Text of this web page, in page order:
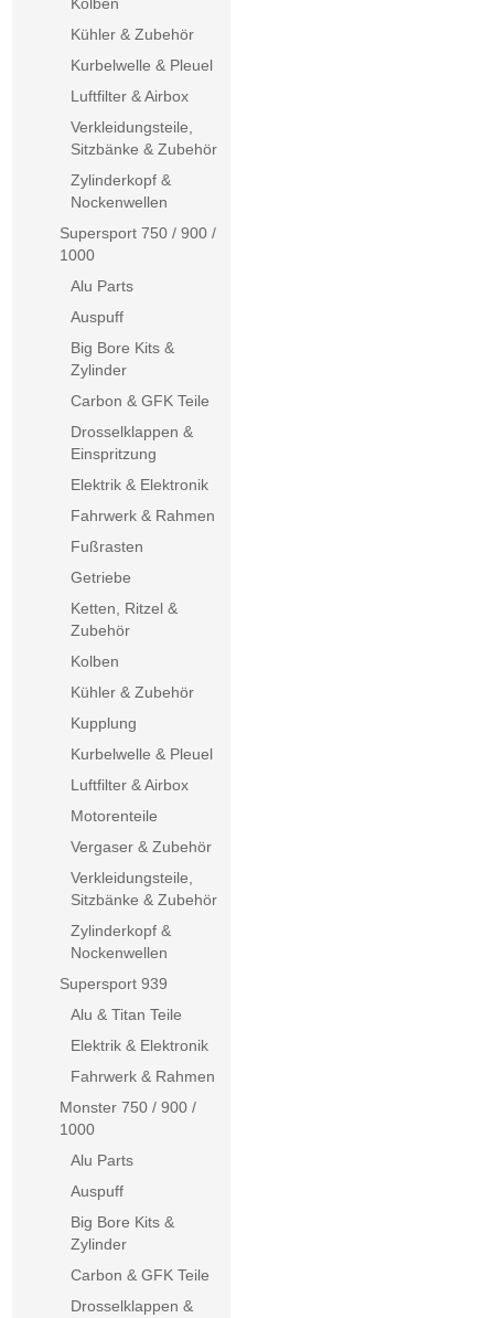
Kühler & Zubehör
Kurbelwelle & Pleuel
Luftfilter & Airbox
Verkleidungsteile,
Sitzbänke & Zubehör
Zylinderkopf &
Nockenwellen
Supersport 750 / 900 /
1000
Alu Parts
Auspuff
Big Bore Kits &
Zylinder
Carbon & GFK Teile
Drosselklappen &
Einspritzung
Elektrik & Elektronik
Fahrwerk & Rahmen
Fußrasten
Getriebe
Ketten, Ritzel &
Zubehör
Kolben
Kühler & Zubehör
Kupplung
Kurbelwelle & Pleuel
Luftfilter & Airbox
Motorenteile
Vergaser & Zubehör
Verkleidungsteile,
Sitzbänke & Zubehör
Zylinderkopf &
Nockenwellen
Supersport 939
Alu & Titan Teile
Elektrik & Elektronik
Fahrwerk & Rahmen
Monster 750 / 900 /
1000
Alu Parts
Auspuff
Big Bore Kits &
Zylinder
Carbon & GFK Teile
Drosselklappen &